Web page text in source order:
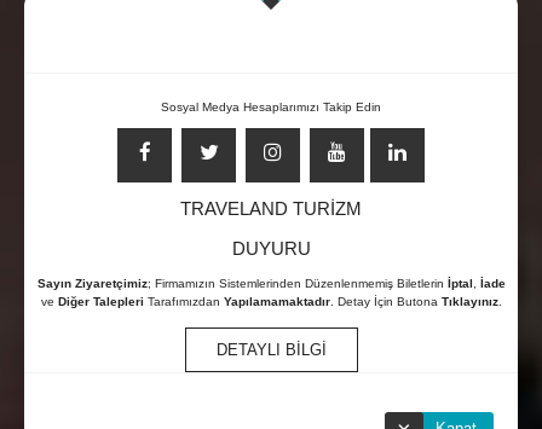
Sosyal Medya Hesaplarımızı Takip Edin
TRAVELAND TURİZM
DUYURU
Sayın Ziyaretçimiz; Firmamızın Sistemlerinden Düzenlenmemiş Biletlerin İptal
İade
ve Diğer Talepleri Tarafımızdan Yapılamamaktadır. Detay İçin Butona Tıklayınız.
DETAYLI BİLGİ